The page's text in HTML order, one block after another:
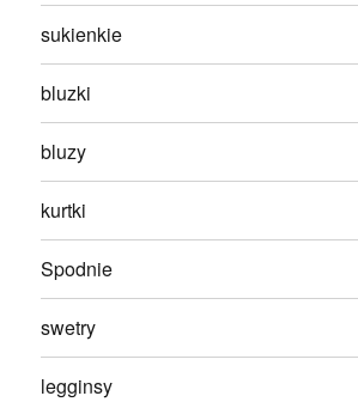
sukienkie
bluzki
bluzy
kurtki
Spodnie
swetry
legginsy